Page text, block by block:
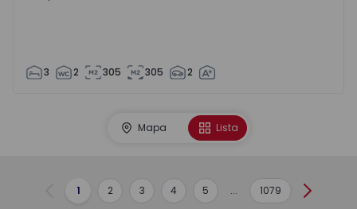
3 2 305 305 2
Mapa Lista
Anterior
1 2 3 4 5 ... 1079